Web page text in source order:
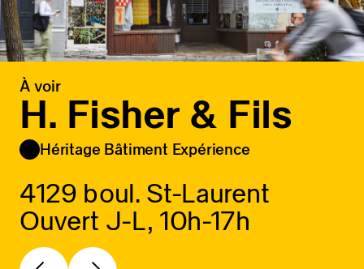
À voir
H. Fisher & Fils
Héritage Bâtiment Expérience
4129 boul. St-Laurent
Ouvert J-L, 10h-17h